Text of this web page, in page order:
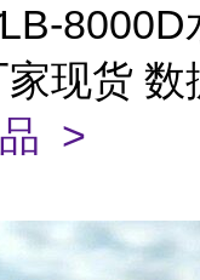
LB-8000D
现货 数
>